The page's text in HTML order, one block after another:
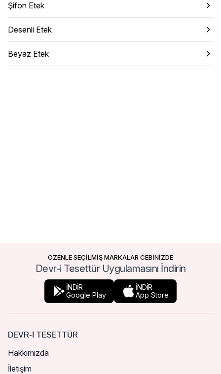
Şifon Etek
Desenli Etek
Beyaz Etek
ÖZENLE SEÇİLMİŞ MARKALAR CEBİNİZDE
Devr-i Tesettür Uygulamasını İndirin
İNDİR
Google Play
İNDİR
App Store
DEVR-I TESETTÜR
Hakkımızda
İletişim